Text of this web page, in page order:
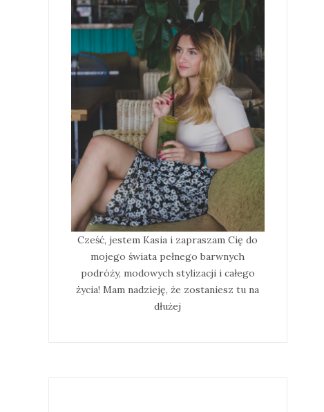
Cześć, jestem Kasia i zapraszam Cię do
mojego świata pełnego barwnych
podróży, modowych stylizacji i całego
życia! Mam nadzieję, że zostaniesz tu na
dłużej